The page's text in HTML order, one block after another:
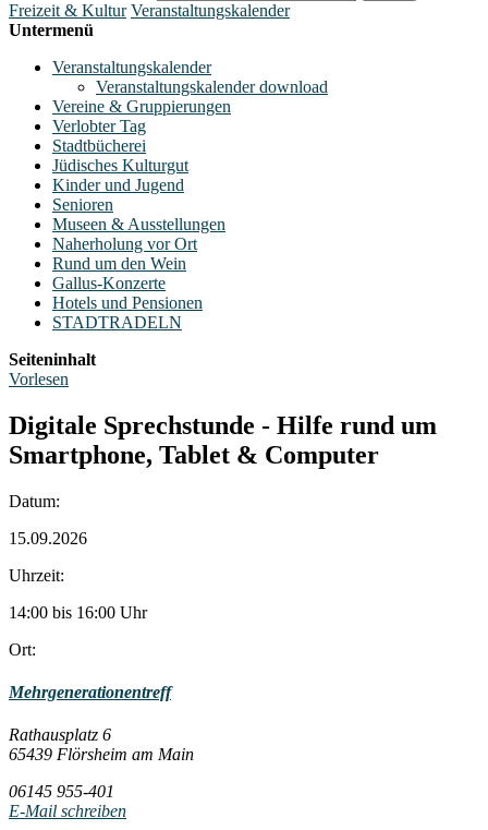
Freizeit & Kultur Veranstaltungskalender
Untermenü
Veranstaltungskalender
Veranstaltungskalender download
Vereine & Gruppierungen
Verlobter Tag
Stadtbücherei
Jüdisches Kulturgut
Kinder und Jugend
Senioren
Museen & Ausstellungen
Naherholung vor Ort
Rund um den Wein
Gallus-Konzerte
Hotels und Pensionen
STADTRADELN
Seiteninhalt
Vorlesen
Digitale Sprechstunde - Hilfe rund um
Smartphone, Tablet & Computer
Datum:
15.09.2026
Uhrzeit:
14:00 bis 16:00 Uhr
Ort:
Mehrgenerationentreff
Rathausplatz 6
65439 Flörsheim am Main
06145 955-401
E-Mail schreiben